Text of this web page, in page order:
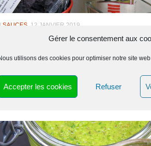
Gérer le consentement aux
utilisons des cookies pour optimiser notre site web
Accepter les cookies Refuser
/ SAUCES 12 JANVIER 2019
aux algues
nouvelle lubie : Je me suis laissé dire que
très sain pour la santé, et le balsamique
trouve ce condiment très attachant avec...